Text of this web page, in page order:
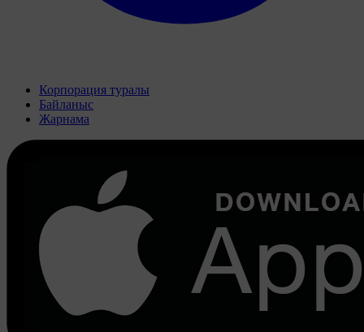
Корпорация туралы
Байланыс
Жарнама